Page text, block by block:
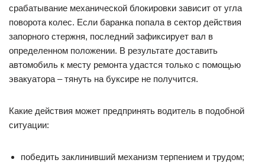
срабатывание механической блокировки зависит от угла
поворота колес. Если баранка попала в сектор действия
запорного стержня, последний зафиксирует вал в
определенном положении. В результате доставить
автомобиль к месту ремонта удастся только с помощью
эвакуатора – тянуть на буксире не получится.
Какие действия может предпринять водитель в подобной
ситуации:
победить заклинивший механизм терпением и трудом;